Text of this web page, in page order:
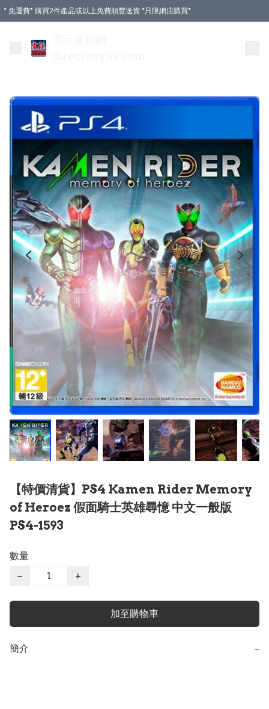
* 免運費* 購買2件產品或以上免費順豐送貨 *只限網店購買*
【特價清貨】PS4 Kamen Rider Memory
of Heroez 假面騎士英雄尋憶 中文一般版
PS4-1593
數量
−
+
加至購物車
簡介 −